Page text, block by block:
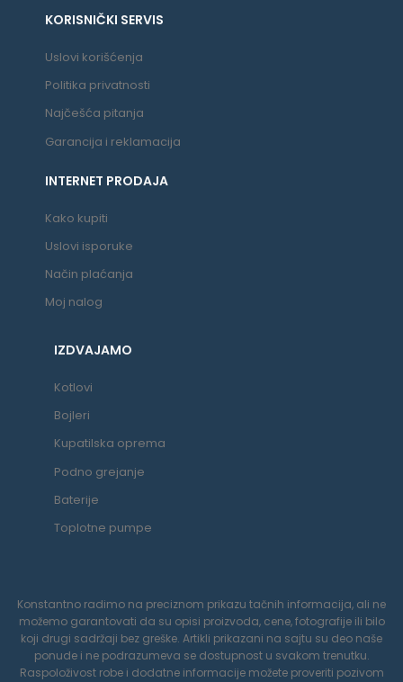
KORISNIČKI SERVIS
Uslovi korišćenja
Politika privatnosti
Najčešća pitanja
Garancija i reklamacija
INTERNET PRODAJA
Kako kupiti
Uslovi isporuke
Način plaćanja
Moj nalog
IZDVAJAMO
Kotlovi
Bojleri
Kupatilska oprema
Podno grejanje
Baterije
Toplotne pumpe
Konstantno radimo na preciznom prikazu tačnih informacija, ali ne
možemo garantovati da su opisi proizvoda, cene, fotografije ili bilo
koji drugi sadržaji bez greške. Artikli prikazani na sajtu su deo naše
ponude i ne podrazumeva se dostupnost u svakom trenutku.
Raspoloživost robe i dodatne informacije možete proveriti pozivom